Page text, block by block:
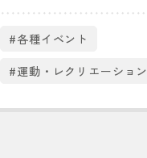
#各種イベント
#運動・レクリエーション